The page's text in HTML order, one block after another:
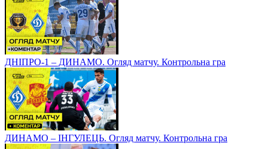
ДНІПРО-1 – ДИНАМО. Огляд матчу. Контрольна гра
ДИНАМО – ІНГУЛЕЦЬ. Огляд матчу. Контрольна гра